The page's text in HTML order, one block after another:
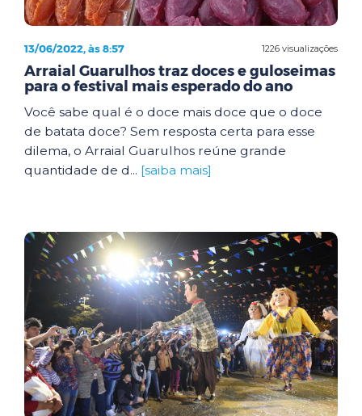
1226 visualizações
13/06/2022, às 8:57
Arraial Guarulhos traz doces e guloseimas
para o festival mais esperado do ano
Você sabe qual é o doce mais doce que o doce
de batata doce? Sem resposta certa para esse
dilema, o Arraial Guarulhos reúne grande
quantidade de d... [saiba mais]